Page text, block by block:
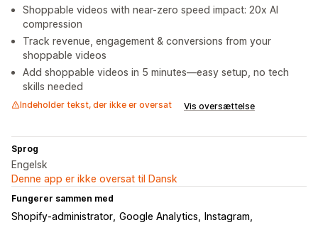
Shoppable videos with near-zero speed impact: 20x AI
compression
Track revenue, engagement & conversions from your
shoppable videos
Add shoppable videos in 5 minutes—easy setup, no tech
skills needed
Indeholder tekst, der ikke er oversat Vis oversættelse
Sprog
Engelsk
Denne app er ikke oversat til Dansk
Fungerer sammen med
Shopify-administrator Google Analytics
Instagram